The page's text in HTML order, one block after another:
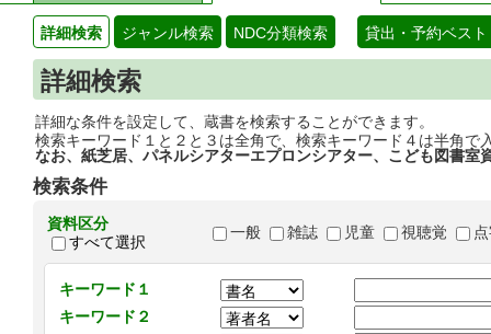
詳細検索 ジャンル検索 NDC分類検索 貸出・予約ベスト
詳細検索
詳細な条件を設定して、蔵書を検索することができます。
検索キーワード１と２と３は全角で、検索キーワード４は半角で
なお、紙芝居、パネルシアターエプロンシアター、こども図書室
検索条件
資料区分
すべて選択
一般 雑誌 児童 視聴覚
キーワード１
キーワード２